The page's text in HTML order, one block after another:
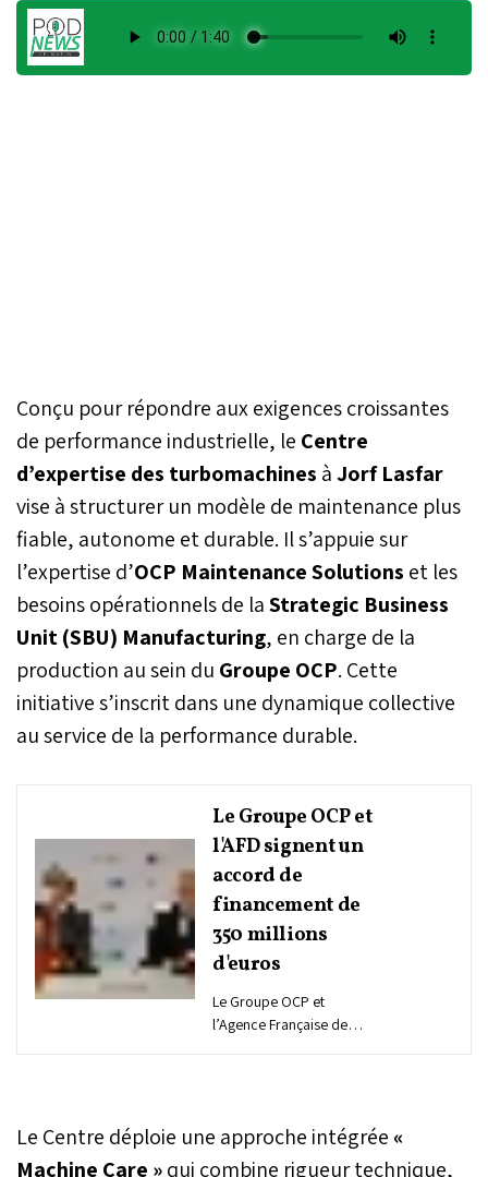
Conçu pour répondre aux exigences croissantes
de performance industrielle, le Centre
d’expertise des turbomachines àJorf Lasfar
vise à structurer un modèle de maintenance plus
fiable, autonome et durable. Il s’appuie sur
l’expertise d’OCP Maintenance Solutions et les
besoins opérationnels de laStrategic Business
Unit (SBU) Manufacturing, en charge de la
production au sein du Groupe OCP. Cette
initiative s’inscrit dans une dynamique collective
au service de la performance durable.
Le Groupe OCP et
l'AFD signent un
accord de
financement de
350 millions
d'euros
Le Groupe OCP et
l’Agence Française de
millions d'euros visant à
accélérer la transition bas
Le Centre déploie une approche intégrée «
Machine Care »qui combine rigueur technique,